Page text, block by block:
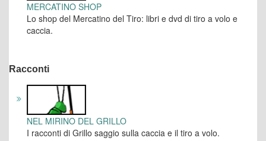
MERCATINO SHOP
Lo shop del Mercatino del Tiro: libri e dvd di tiro a volo e
caccia.
Racconti
NEL MIRINO DEL GRILLO
I racconti di Grillo saggio sulla caccia e il tiro a volo.